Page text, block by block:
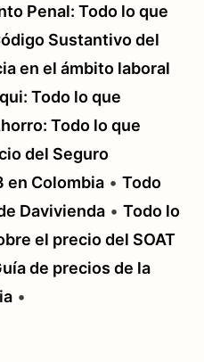
Penal: Todo lo que
Sustantivo del
en el ámbito laboral
Todo lo que
Todo lo que
del Seguro
en Colombia • Todo
Davivienda • Todo lo
el precio del SOAT
de precios de la
•